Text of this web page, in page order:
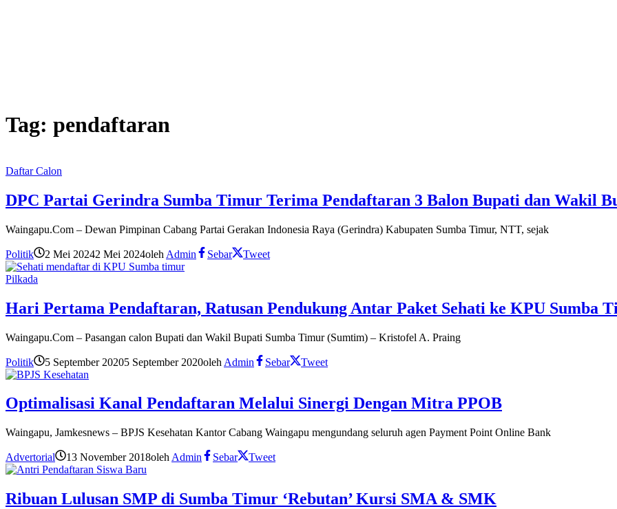
Tag: pendaftaran
Daftar Calon
DPC Partai Gerindra Sumba Timur Terima Pendaftaran 3 Balon Bupati dan Wakil
Waingapu.Com – Dewan Pimpinan Cabang Partai Gerakan Indonesia Raya (Gerindra) Kabupaten Sumba Timur, NTT, sejak
Politik 2 Mei 20242 Mei 2024oleh Admin Sebar Tweet
Pilkada
Hari Pertama Pendaftaran, Ratusan Pendukung Antar Paket Sehati ke KPU Sumba
Waingapu.Com – Pasangan calon Bupati dan Wakil Bupati Sumba Timur (Sumtim) – Kristofel A. Praing
Politik 5 September 20205 September 2020oleh Admin Sebar Tweet
Optimalisasi Kanal Pendaftaran Melalui Sinergi Dengan Mitra PPOB
Waingapu, Jamkesnews – BPJS Kesehatan Kantor Cabang Waingapu mengundang seluruh agen Payment Point Online Bank
Advertorial 13 November 2018oleh Admin Sebar Tweet
Ribuan Lulusan SMP di Sumba Timur ‘Rebutan’ Kursi SMA & SMK